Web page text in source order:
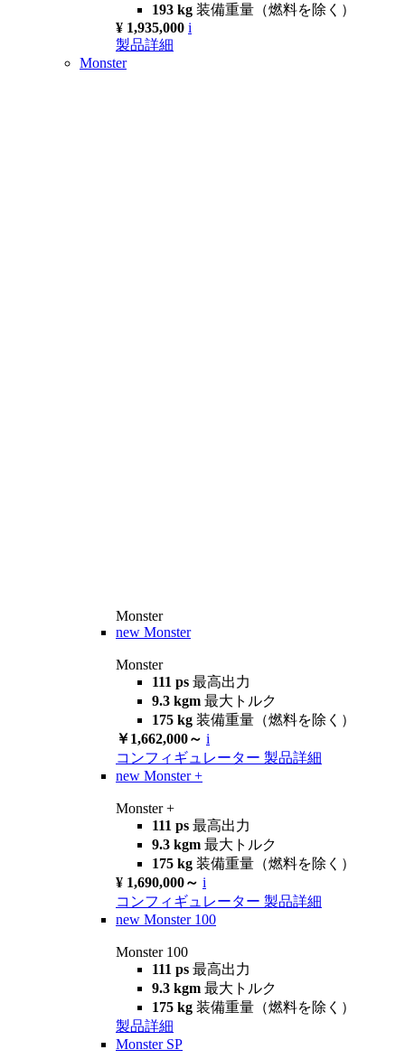
193 kg 装備重量（燃料を除く）
¥ 1,935,000 i
製品詳細
Monster
Monster
new Monster
Monster
111 ps 最高出力
9.3 kgm 最大トルク
175 kg 装備重量（燃料を除く）
￥1,662,000～ i
コンフィギュレーター 製品詳細
new Monster +
Monster +
111 ps 最高出力
9.3 kgm 最大トルク
175 kg 装備重量（燃料を除く）
¥ 1,690,000～ i
コンフィギュレーター 製品詳細
new Monster 100
Monster 100
111 ps 最高出力
9.3 kgm 最大トルク
175 kg 装備重量（燃料を除く）
製品詳細
Monster SP